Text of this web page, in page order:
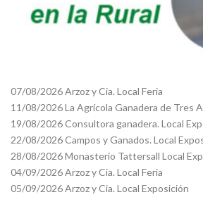
07/08/2026 Arzoz y Cia. Local Feria
11/08/2026 La Agrícola Ganadera de Tres
19/08/2026 Consultora ganadera. Local
22/08/2026 Campos y Ganados. Local
28/08/2026 Monasterio Tattersall Local
04/09/2026 Arzoz y Cia. Local Feria
05/09/2026 Arzoz y Cia. Local Exposición